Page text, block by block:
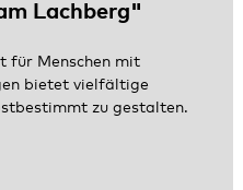
Lachberg"
für Menschen mit
bietet vielfältige
zu gestalten.